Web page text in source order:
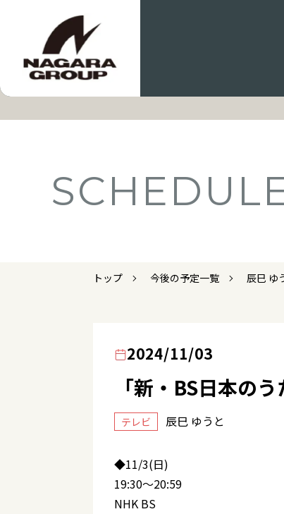
トップ 今後の予定一覧 辰巳 ゆ
2024/11/03
「新・BS日本の
テレビ 辰巳 ゆうと
◆11/3(日)
19:30～20:59
NHK BS